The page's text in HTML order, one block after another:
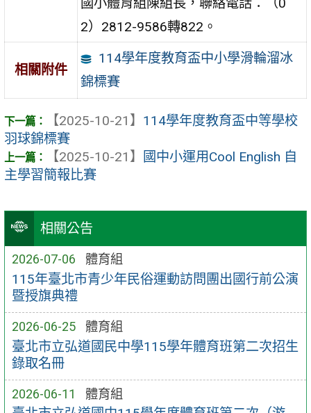
相關公告
2026-07-06 體育組
115年臺北市青少年民俗運動訪問團出國行前公演
暨授旗典禮
2026-06-25 體育組
臺北市立弘道國民中學115學年體育班第二次招生
錄取名冊
2026-06-11 體育組
2）2812-9586轉822。
相關附件
114學年度教育盃中小學滑輪溜冰
錦標賽
【2025-10-21】 114學年度教育盃中等學校
羽球錦標賽
【2025-10-21】
國中小運用Cool English 自
主學習簡報比賽